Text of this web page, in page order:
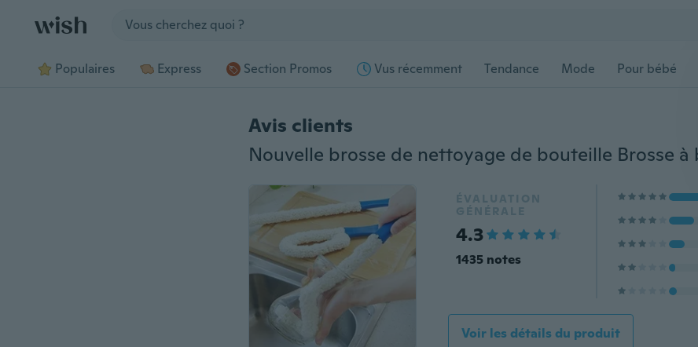
Populaires Express Section Promos Vus récemment Tendance Mode Pour bébé
Avis clients
ÉVALUATION
GÉNÉRALE
4.3
1435 notes
Voir les détails du produit